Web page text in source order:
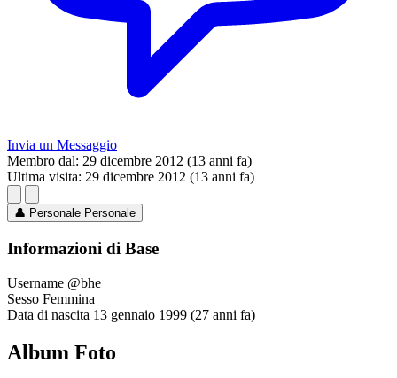
Invia un Messaggio
Membro dal: 29 dicembre 2012 (13 anni fa)
Ultima visita: 29 dicembre 2012 (13 anni fa)
👤 Personale Personale
Informazioni di Base
Username @bhe
Sesso Femmina
Data di nascita 13 gennaio 1999 (27 anni fa)
Album Foto